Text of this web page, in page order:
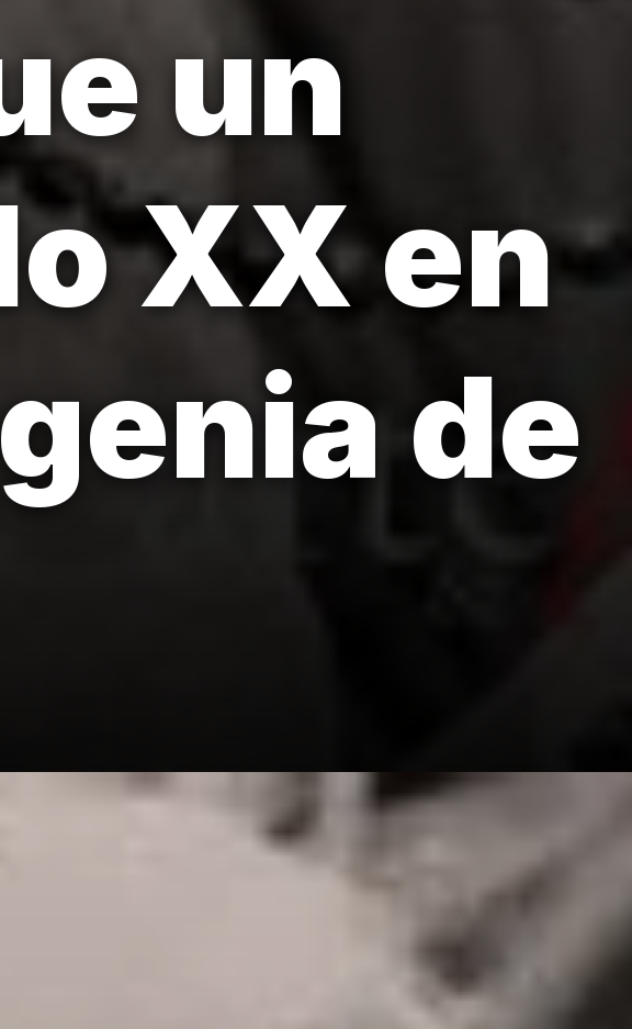
un
XX en
de